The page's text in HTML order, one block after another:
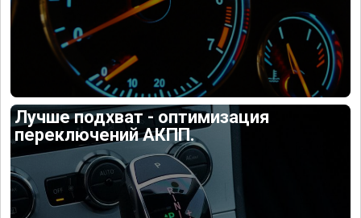
Лучше подхват - оптимизация
переключений АКПП.